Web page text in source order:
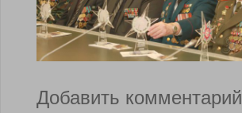
Добавить комментарий